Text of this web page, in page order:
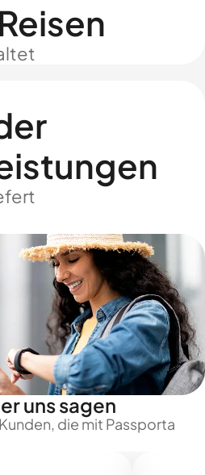
uns sagen
die mit Passporta